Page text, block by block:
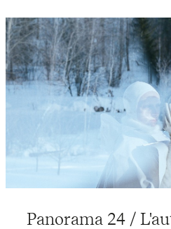
Panorama 24 /